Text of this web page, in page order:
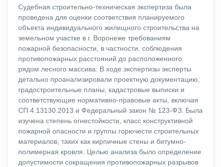
Судебная строительно-техническая экспертиза была
проведена для оценки соответствия планируемого
объекта индивидуального жилищного строительства на
земельном участке в г. Воронеже требованиям
пожарной безопасности, в частности, соблюдения
противопожарных расстояний до расположенного
рядом лесного массива. В ходе экспертизы эксперты
детально проанализировали проектную документацию,
градостроительные планы, кадастровые выписки и
соответствующие нормативно-правовые акты, включая
СП 4.13130.2013 и Федеральный закон № 123-ФЗ. Была
изучена степень огнестойкости, класс конструктивной
пожарной опасности и группы горючести строительных
материалов, таких как кирпичные стены и битумно-
полимерная кровля. Целью анализа было определение
допустимости сокращения противопожарных разрывов